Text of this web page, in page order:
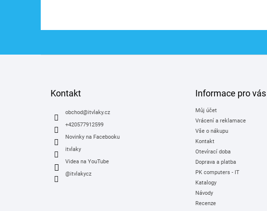
Kontakt
obchod@itvlaky.cz
+420577912599
Novinky na Facebooku
itvlaky
Videa na YouTube
@itvlakycz
Informace pro vás
Můj účet
Vrácení a reklamace
Vše o nákupu
Kontakt
Otevírací doba
Doprava a platba
PK computers - IT
Katalogy
Návody
Recenze